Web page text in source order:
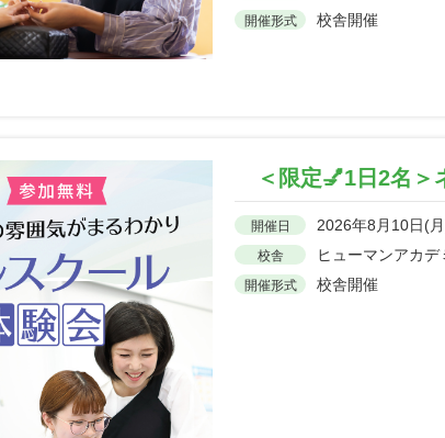
開催形式 校舎開催
＜限定💅1日2名＞
開催日 2026年8月10日(
校舎 ヒューマンアカデ
開催形式 校舎開催